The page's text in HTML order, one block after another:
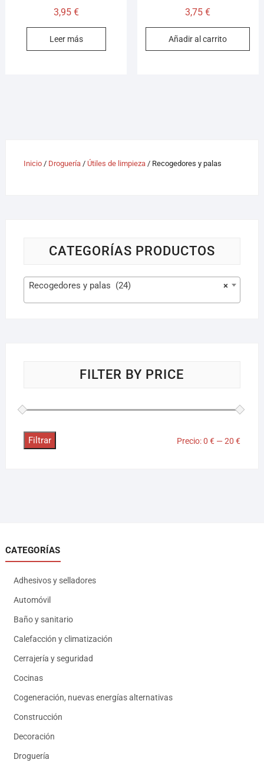
3,95 €
Leer más
3,75€
Añadir al carrito
Inicio/ Droguería/ Útiles de limpieza/ Recogedores y palas
CATEGORÍAS PRODUCTOS
×
Recogedores y palas (24)
FILTER BY PRICE
Filtrar Precio:0 € —20 €
CATEGORÍAS
Adhesivos y selladores
Automóvil
Baño y sanitario
Calefacción y climatización
Cerrajería y seguridad
Cocinas
Cogeneración, nuevas energías alternativas
Construcción
Decoración
Droguería